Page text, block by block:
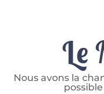
Le
Nous avons la